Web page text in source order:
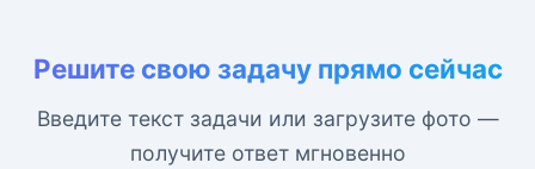
Решите свою задачу прямо сейчас
Введите текст задачи или загрузите фото —
получите ответ мгновенно